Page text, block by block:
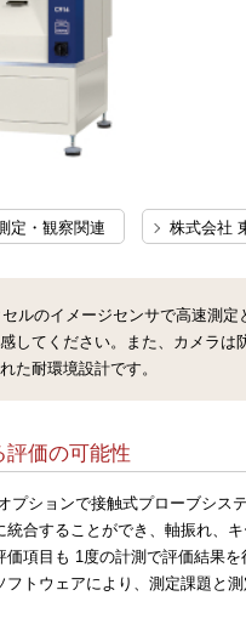
定・観察関連 株式会社
ルのイメージセンサで高速測
してください。また、カメラは
た耐環境設計です。
評価の可能性
プションで接触式プローブシス
合することができ、軸振れ、
項目も 1度の計測で評価結果
トウェアにより、測定課題と